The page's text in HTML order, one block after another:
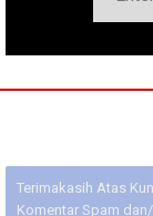
Terimakasih Atas
Komentar Spam